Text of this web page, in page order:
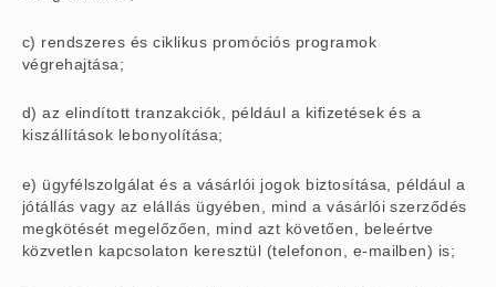
c) rendszeres és ciklikus promóciós programok
végrehajtása;
d) az elindított tranzakciók, például a kifizetések és a
kiszállítások lebonyolítása;
e) ügyfélszolgálat és a vásárlói jogok biztosítása, például a
jótállás vagy az elállás ügyében, mind a vásárlói szerződés
megkötését megelőzően, mind azt követően, beleértve
közvetlen kapcsolaton keresztül (telefonon, e-mailben) is;